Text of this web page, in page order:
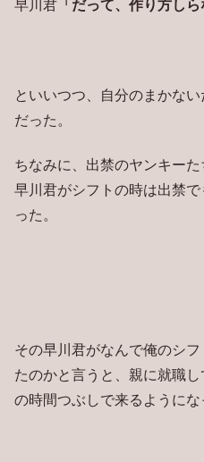
早川君 「だって、作り方しら
といいつつ、自分のまかな
だった。
ちなみに、出禁のヤンキーた
早川君がシフトの時は出禁
った。
その早川君がなんで俺のシ
たのかと言うと、親に就職
の時間つぶしで来るようにな